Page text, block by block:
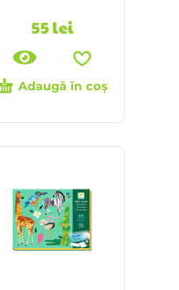
55lei
Adaugă în coș